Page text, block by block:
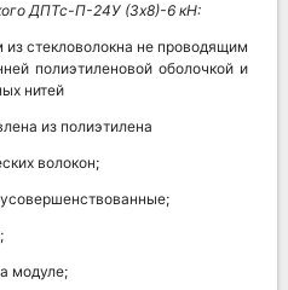
ДПТс-П-24У (3х8)-6 кН:
стекловолокна не проводящим
полиэтиленовой оболочкой и
нитей
из полиэтилена
волокон;
модуле;